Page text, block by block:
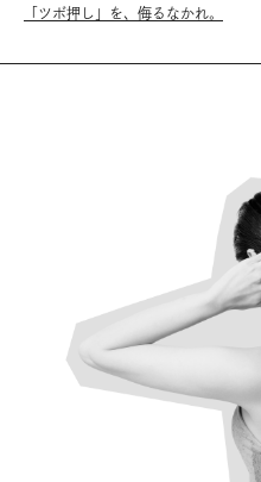
「ツボ押し」を、侮るなかれ。